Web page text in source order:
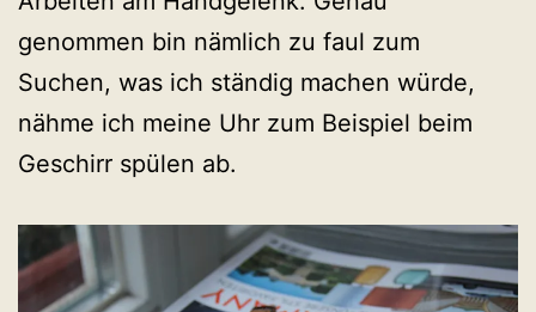
genommen bin nämlich zu faul zum
Suchen, was ich ständig machen würde,
nähme ich meine Uhr zum Beispiel beim
Geschirr spülen ab.